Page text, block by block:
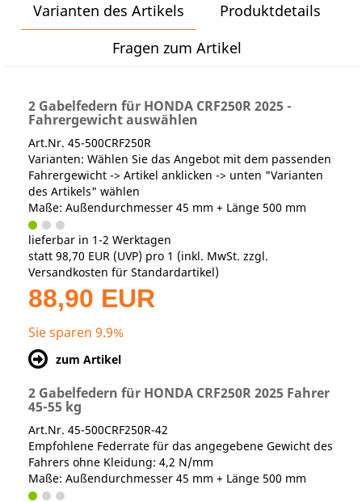
Varianten des Artikels
Produktdetails
Fragen zum Artikel
2 Gabelfedern für HONDA CRF250R 2025 -
Fahrergewicht auswählen
Art.Nr. 45-500CRF250R
Varianten: Wählen Sie das Angebot mit dem passenden
Fahrergewicht -> Artikel anklicken -> unten "Varianten
des Artikels" wählen
Maße: Außendurchmesser 45 mm + Länge 500 mm
lieferbar in 1-2 Werktagen
statt 98,70 EUR (UVP) pro 1 (inkl. MwSt. zzgl.
Versandkosten für Standardartikel)
88,90 EUR
Sie sparen 9.9%
zum Artikel
2 Gabelfedern für HONDA CRF250R 2025 Fahrer
45-55 kg
Art.Nr. 45-500CRF250R-42
Empfohlene Federrate für das angegebene Gewicht des
Fahrers ohne Kleidung: 4,2 N/mm
Maße: Außendurchmesser 45 mm + Länge 500 mm